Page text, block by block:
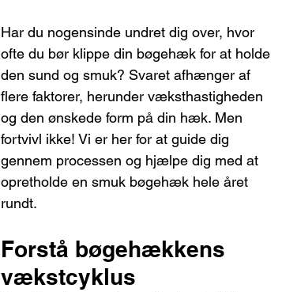
Har du nogensinde undret dig over, hvor
ofte du bør klippe din bøgehæk for at holde
den sund og smuk? Svaret afhænger af
flere faktorer, herunder væksthastigheden
og den ønskede form på din hæk. Men
fortvivl ikke! Vi er her for at guide dig
gennem processen og hjælpe dig med at
opretholde en smuk bøgehæk hele året
rundt.
Forstå bøgehækkens
vækstcyklus